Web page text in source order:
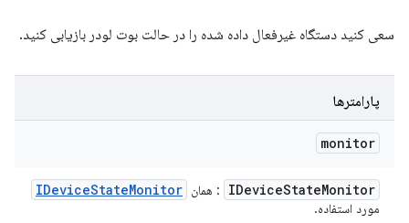
سعی کنید دستگاه غیرفعال داده شده را در حالت بوت لودر بازیابی کنید.
پارامترها
monitor
IDeviceStateMonitor : همان IDeviceStateMonitor
مورد استفاده.